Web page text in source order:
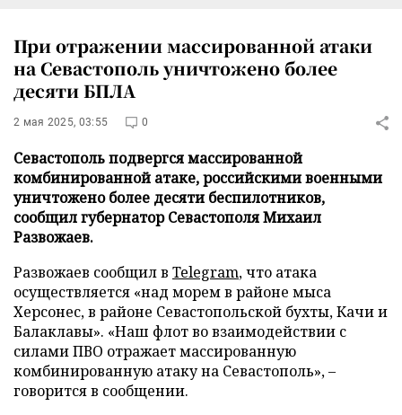
При отражении массированной атаки
на Севастополь уничтожено более
десяти БПЛА
2 мая 2025, 03:55 0
Севастополь подвергся массированной
комбинированной атаке, российскими военными
уничтожено более десяти беспилотников,
сообщил губернатор Севастополя Михаил
Развожаев.
Развожаев сообщил в Telegram, что атака
осуществляется «над морем в районе мыса
Херсонес, в районе Севастопольской бухты, Качи и
Балаклавы». «Наш флот во взаимодействии с
силами ПВО отражает массированную
комбинированную атаку на Севастополь», –
говорится в сообщении.